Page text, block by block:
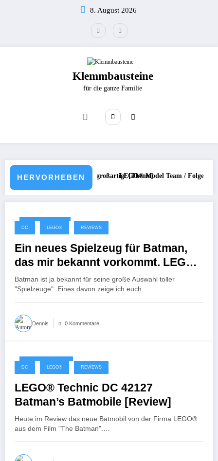
8. August 2026
Klemmbausteine
für die ganze Familie
HERVORHEBEN
und mehr / Einfach großartig! [Theme]LEGO® Model Team / Folge 3 / 1997
22. Januar 2024
DC LEGO® REVIEWS
Ein neues Spielzeug für Batman,
das mir bekannt vorkommt. LEGO®
Batman 40658 76224 Batmobil
[Review]
Batman ist ja bekannt für seine große Auswahl toller
"Spielzeuge". Eines davon zeige ich euch…
Dennis 0 Kommentare
28. Februar 2022
DC LEGO® REVIEWS
LEGO® Technic DC 42127
Batman’s Batmobile [Review]
Heute im Review das neue Batmobil von der Firma LEGO®
aus dem Film "The Batman".…